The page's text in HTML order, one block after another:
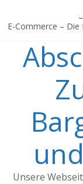
Farben – eine
E-Commerce –
China, ein Vorbild
Jens Weidmann,
Bargelds
Google, Apple
Unsere